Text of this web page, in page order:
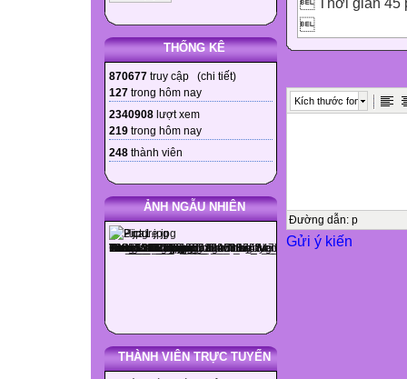
THỐNG KÊ
870677 truy cập (chi tiết)
127 trong hôm nay
2340908 lượt xem
219 trong hôm nay
248 thành viên
ẢNH NGẪU NHIÊN
THÀNH VIÊN TRỰC TUYẾN

Lớp :

Điểm
Kích thước font
Đường dẫn: p
Gửi ý kiến